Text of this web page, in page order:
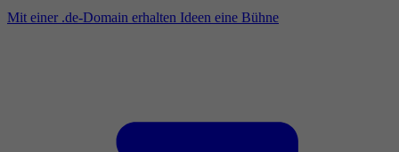
Mit einer .de-Domain erhalten Ideen eine Bühne